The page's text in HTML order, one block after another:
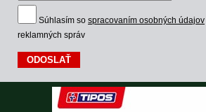
Súhlasím so spracovaním osobných údajov
reklamných správ